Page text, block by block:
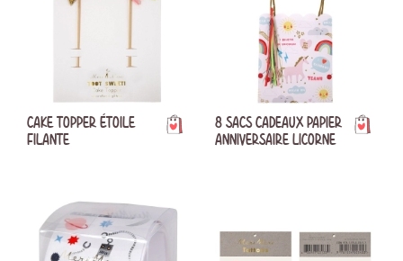
CAKE TOPPER ÉTOILE
FILANTE
8 SACS CADEAUX PAPIER
ANNIVERSAIRE LICORNE